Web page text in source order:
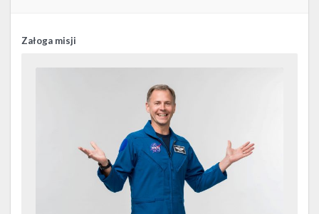
Załoga misji